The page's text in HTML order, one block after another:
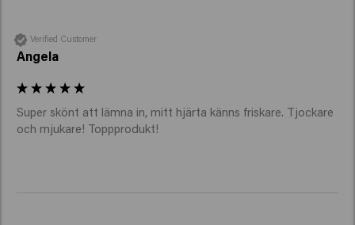
Verified Customer
Angela
Super skönt att lämna in, mitt hjärta känns friskare. Tjockare
och mjukare! Toppprodukt!